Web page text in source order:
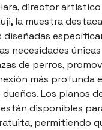
director
la muestra
necesidades
de perros,
más profunda
dueños. Los planos
disponibles
permitiendo